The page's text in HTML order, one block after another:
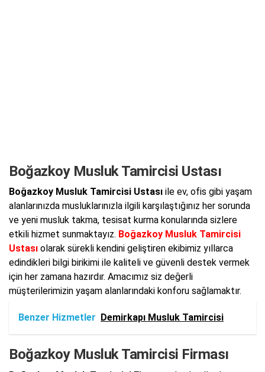
Boğazkoy Musluk Tamircisi Ustası
Boğazkoy Musluk Tamircisi Ustası ile ev, ofis gibi yaşam
alanlarınızda musluklarınızla ilgili karşılaştığınız her sorunda
ve yeni musluk takma, tesisat kurma konularında sizlere
etkili hizmet sunmaktayız. Boğazkoy Musluk Tamircisi
Ustası olarak sürekli kendini geliştiren ekibimiz yıllarca
edindikleri bilgi birikimi ile kaliteli ve güvenli destek vermek
için her zamana hazırdır. Amacımız siz değerli
müşterilerimizin yaşam alanlarındaki konforu sağlamaktır.
Benzer Hizmetler Demirkapı Musluk Tamircisi
Boğazkoy Musluk Tamircisi Firması